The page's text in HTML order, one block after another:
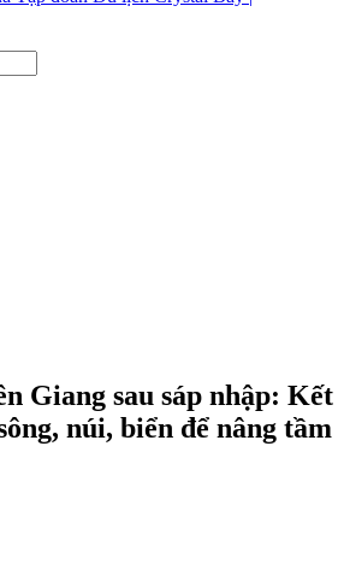
Giang sau sáp nhập: Kết
núi, biển để nâng tầm